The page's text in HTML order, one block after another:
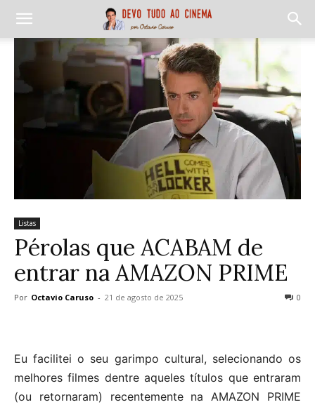
Listas
Pérolas que ACABAM de
entrar na AMAZON PRIME
Por Octavio Caruso - 21 de agosto de 2025 0
Eu facilitei o seu garimpo cultural, selecionando os
melhores filmes dentre aqueles títulos que entraram
(ou retornaram) recentemente na AMAZON PRIME